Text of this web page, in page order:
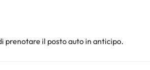
prenotare il posto auto in anticipo.